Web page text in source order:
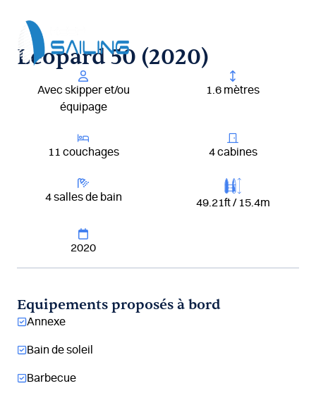
contenu
Leopard 50 (2020)
Avec skipper et/ou
équipage
1.6 mètres
11 couchages 4 cabines
4 salles de bain 49.21ft / 15.4m
2020
Equipements proposés à bord
Annexe
Bain de soleil
Barbecue